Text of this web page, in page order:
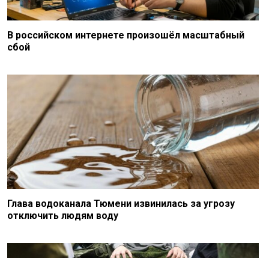
В российском интернете произошёл масштабный
сбой
Глава водоканала Тюмени извинилась за угрозу
отключить людям воду